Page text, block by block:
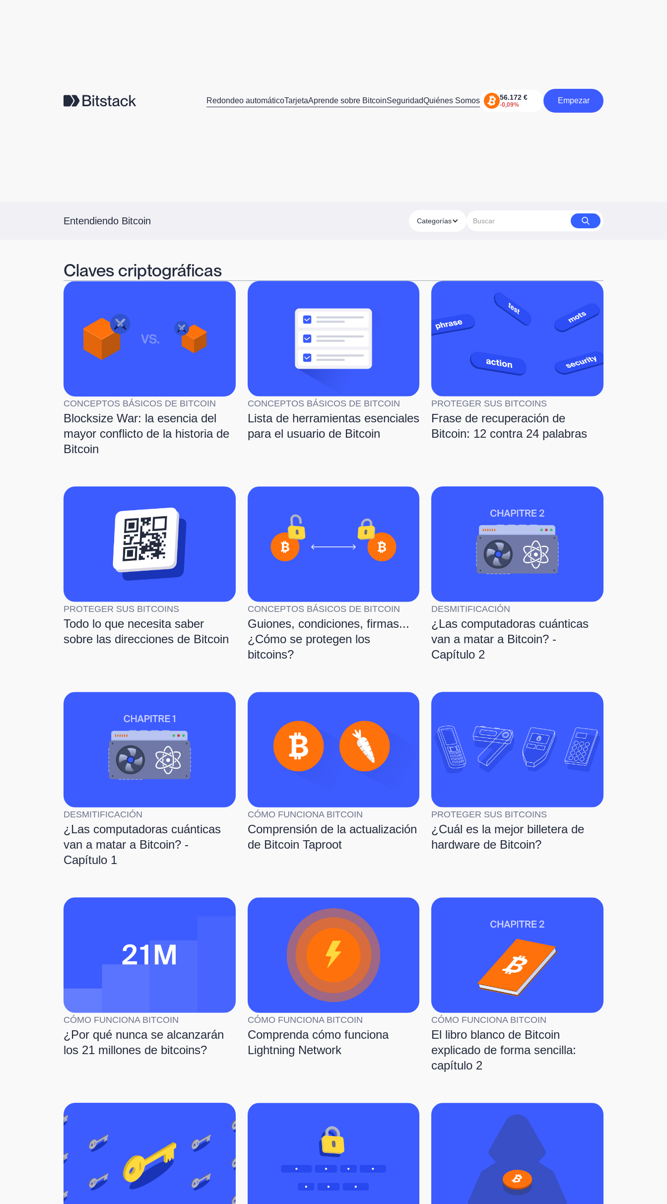
Redondeo automáticoTarjetaAprende sobre BitcoinSeguridadQuiénes Somos
Empezar
Comienzo
Entendiendo Bitcoin Categorías
Claves criptográficas
CONCEPTOS BÁSICOS DE BITCOIN
Blocksize War: la esencia del
mayor conflicto de la historia de
Bitcoin
CONCEPTOS BÁSICOS DE BITCOIN
Lista de herramientas esenciales
para el usuario de Bitcoin
PROTEGER SUS BITCOINS
Frase de recuperación de
Bitcoin: 12 contra 24 palabras
PROTEGER SUS BITCOINS
Todo lo que necesita saber
sobre las direcciones de Bitcoin
CONCEPTOS BÁSICOS DE BITCOIN
Guiones, condiciones, firmas...
¿Cómo se protegen los
bitcoins?
DESMITIFICACIÓN
¿Las computadoras cuánticas
van a matar a Bitcoin? -
Capítulo 2
DESMITIFICACIÓN
¿Las computadoras cuánticas
van a matar a Bitcoin? -
Capítulo 1
CÓMO FUNCIONA BITCOIN
Comprensión de la actualización
de Bitcoin Taproot
PROTEGER SUS BITCOINS
¿Cuál es la mejor billetera de
hardware de Bitcoin?
CÓMO FUNCIONA BITCOIN
¿Por qué nunca se alcanzarán
los 21 millones de bitcoins?
CÓMO FUNCIONA BITCOIN
Comprenda cómo funciona
Lightning Network
CÓMO FUNCIONA BITCOIN
El libro blanco de Bitcoin
explicado de forma sencilla:
capítulo 2